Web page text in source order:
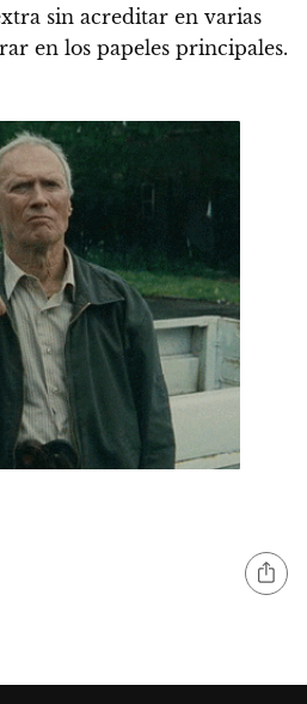
sin acreditar en varias
en los papeles principales.